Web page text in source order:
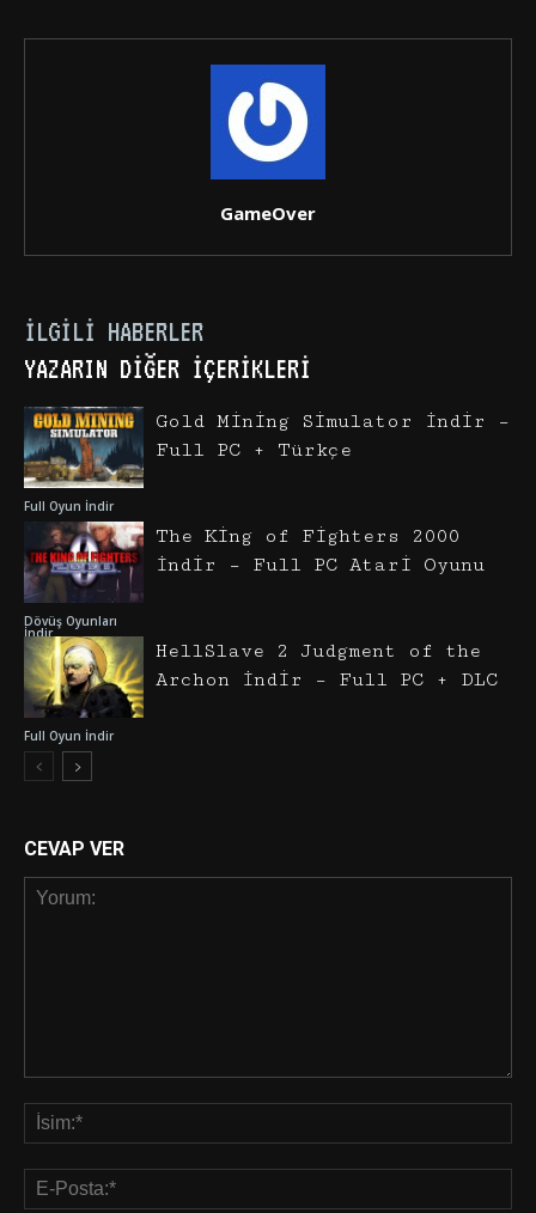
GameOver
İLGILI HABERLER
YAZARIN DIĞER İÇERIKLERI
Full Oyun İndir
Gold Mining Simulator İndir –
Full PC + Türkçe
Dövüş Oyunları
İndir
The King of Fighters 2000
İndir – Full PC Atari Oyunu
Full Oyun İndir
HellSlave 2 Judgment of the
Archon İndir – Full PC + DLC
CEVAP VER